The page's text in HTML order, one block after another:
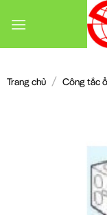
đến
Trang chủ / Công tắc